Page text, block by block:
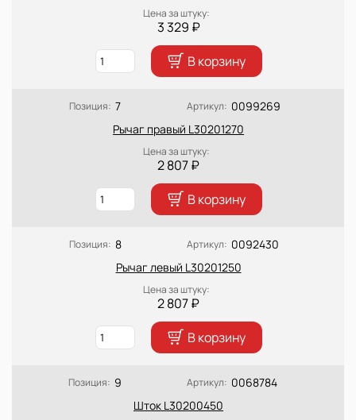
Цена за штуку:
3 329 ₽
В корзину
Позиция: 7 Артикул: 0099269
Рычаг правый L30201270
Цена за штуку:
2 807 ₽
В корзину
Позиция: 8 Артикул: 0092430
Рычаг левый L30201250
Цена за штуку:
2 807 ₽
В корзину
Позиция: 9 Артикул: 0068784
Шток L30200450